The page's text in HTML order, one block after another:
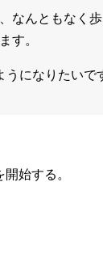
なんともなく
す。
うになりたい
始する。